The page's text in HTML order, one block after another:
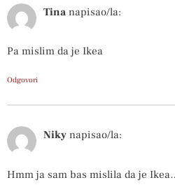
Tina napisao/la:
Pa mislim da je Ikea
Odgovori
Niky napisao/la:
Hmm ja sam bas mislila da je